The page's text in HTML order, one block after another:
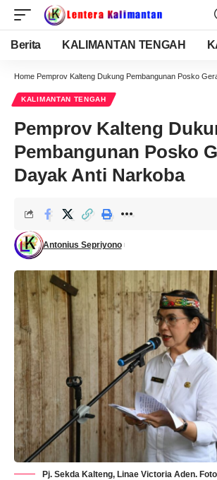
Berita KALIMANTAN TENGAH
Home Pemprov Kalteng Dukung Pembangunan Posko
KALIMANTAN TENGAH
Pemprov Kalteng
Pembangunan Posko
Dayak Anti Narkoba
Antonius Sepriyono
Pj. Sekda Kalteng, Linae Victoria Aden.